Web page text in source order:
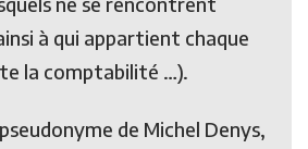
à qui appartient chaque
la comptabilité …).
de Michel Denys,